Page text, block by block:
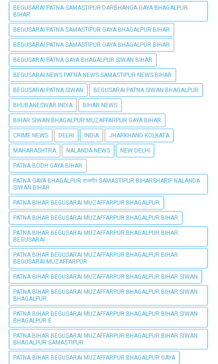
BEGUSARAI PATNA SAMASTIPUR DARBHANGA GAYA BHAGALPUR
BIHAR
BEGUSARAI PATNA SAMASTIPUR GAYA BHAGALPUR BIHAR
BEGUSARAI PATNA SAMASTIPUR GAYA BHAGALPUR BIHAR
BEGUSARAI PÀTNA GAYA BHAGALPUR SIWAN BIHAR
BEGUSARAI NEWS PATNA NEWS SAMASTIPUR NEWS BIHAR
BEGUSARAI PATNA SIWAN BEGUSARAI PATNA SIWAN BHAGALPUR
BHUBANESWAR INDIA BIHAR NEWS
BIHAR SIWAN BHAGALPUR MUZAFFARPUR GAYA BIHAR
CRIME NEWS DELHI INDIA JHARKHAND KOLKATA
MAHARASHTRA NALANDA NEWS NEW DELHI
PATNA BODH GAYA BIHAR
PATNA GAYA BHAGALPUR राजगीर SAMASTIPUR BIHARSHARIF NALANDA
SIWAN BIHAR
PATNA BIHAR BEGUSARAI MUZAFFARPUR BHAGALPUR
PATNA BIHAR BEGUSARAI MUZAFFARPUR BHAGALPUR BIHAR
PATNA BIHAR BEGUSARAI MUZAFFARPUR BHAGALPUR BIHAR
BEGUSARAI
PATNA BIHAR BEGUSARAI MUZAFFARPUR BHAGALPUR BIHAR
BEGUSARAI MUZAFFARPUR
PATNA BIHAR BEGUSARAI MUZAFFARPUR BHAGALPUR BIHAR SIWAN
PATNA BIHAR BEGUSARAI MUZAFFARPUR BHAGALPUR BIHAR SIWAN
BHAGALPUR
PATNA BIHAR BEGUSARAI MUZAFFARPUR BHAGALPUR BIHAR SIWAN
BHAGALPUR E
PATNA BIHAR BEGUSARAI MUZAFFARPUR BHAGALPUR BIHAR SIWAN
BHAGALPUR SAMASTIPUR
PATNA BIHAR BEGUSARAI MUZAFFARPUR BHAGALPUR GAYA